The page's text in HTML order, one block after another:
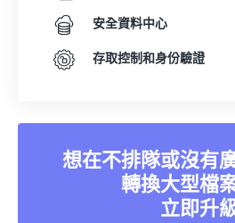
安全資料中心
存取控制和身份驗證
想在不排隊或沒有
轉換大型檔
立即升